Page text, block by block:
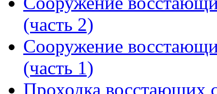
(часть 2)
Сооружение
(часть 1)
Проходка восстающих